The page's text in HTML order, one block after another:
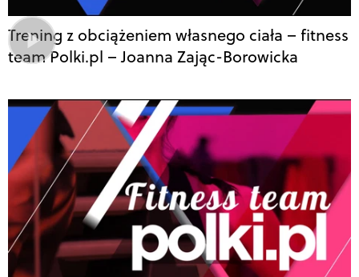
Trening z obciążeniem własnego ciała – fitness
team Polki.pl – Joanna Zając-Borowicka